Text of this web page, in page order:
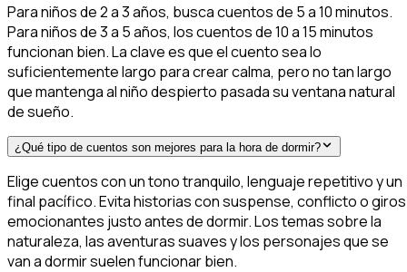
Para niños de 2 a 3 años, busca cuentos de 5 a 10 minutos.
Para niños de 3 a 5 años, los cuentos de 10 a 15 minutos
funcionan bien. La clave es que el cuento sea lo
suficientemente largo para crear calma, pero no tan largo
que mantenga al niño despierto pasada su ventana natural
de sueño.
¿Qué tipo de cuentos son mejores para la hora de dormir?
Elige cuentos con un tono tranquilo, lenguaje repetitivo y un
final pacífico. Evita historias con suspense, conflicto o giros
emocionantes justo antes de dormir. Los temas sobre la
naturaleza, las aventuras suaves y los personajes que se
van a dormir suelen funcionar bien.